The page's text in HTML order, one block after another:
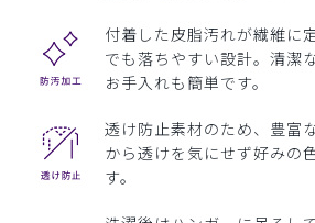
付着した皮脂汚れが繊維に
でも落ちやすい設計。清潔
お手入れも簡単です。
透け防止素材のため、豊富
から透けを気にせず好みの
す。